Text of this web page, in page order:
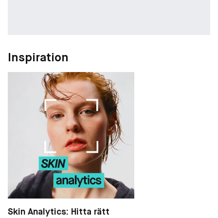
Inspiration
Skin Analytics: Hitta rätt